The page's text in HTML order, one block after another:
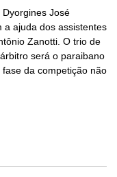
José
a ajuda dos assistentes
Zanotti. O trio de
será o paraibano
da competição não